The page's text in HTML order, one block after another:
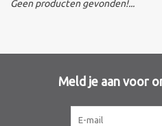
Geen producten gevonden!...
Meld je aan voor